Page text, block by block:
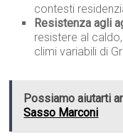
contesti
Resistenza agli
resistere al
climi variabili di
Possiamo aiutarti
Sasso Marconi